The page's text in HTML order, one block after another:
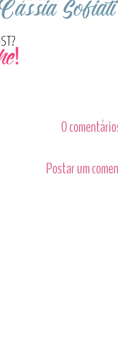
0
Postar um